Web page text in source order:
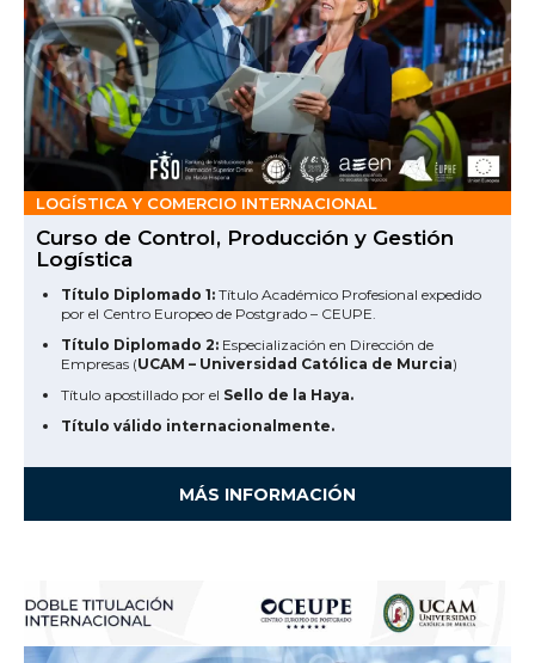
LOGÍSTICA Y COMERCIO INTERNACIONAL
Curso de Control, Producción y Gestión
Logística
Título Diplomado 1: Título Académico Profesional expedido
por el Centro Europeo de Postgrado – CEUPE.
Título Diplomado 2: Especialización en Dirección de
Empresas (UCAM – Universidad Católica de Murcia)
Título apostillado por el Sello de la Haya.
Título válido internacionalmente.
MÁS INFORMACIÓN